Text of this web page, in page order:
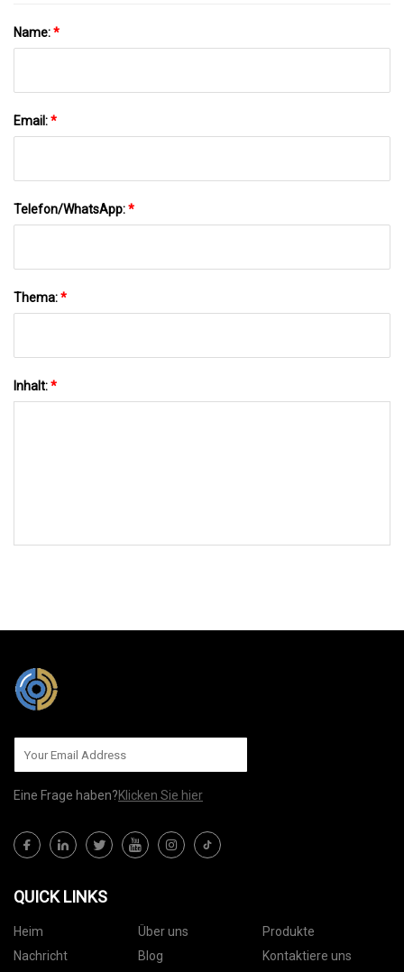
Name:*
Email:*
Telefon/WhatsApp:*
Thema:*
Inhalt:*
Eine Frage haben?Klicken Sie hier
QUICK LINKS
Heim Über uns
Produkte
Nachricht
Blog
Kontaktiere uns